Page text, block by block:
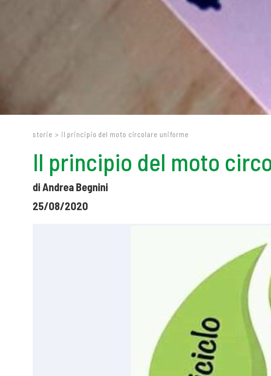
storie > il principio del moto circolare uniforme
Il principio del moto
di Andrea Begnini
25/08/2020